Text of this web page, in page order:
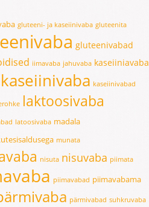
gluteeni- ja kaseiinivaba gluteenita
gluteenivabad
iimavaba jahuvaba kaseiiniavaba
kaseiinivaba kaseiinivabad
laktoosivaba
latoosivaba madala
munata
nisuta nisuvaba piimata
piimavabad piimavabama
pärmivabad suhkruvaba